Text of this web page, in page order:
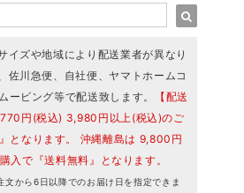
イズや地域により配送業者が異なり
佐川急便、自社便、ヤマトホームコ
ービング等で配送致します。
【配送
円(税込) 3,980円以上(税込)のご
となります。 沖縄離島は 9,800円
入で『送料無料』となります。
文から6日以降でのお届け日を指定できま